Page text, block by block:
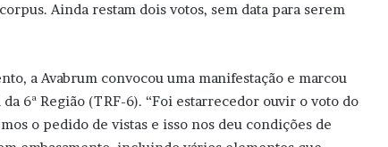
Ainda restam dois votos, sem data para serem
a Avabrum convocou uma manifestação e marcou
6ª Região (TRF-6). “Foi estarrecedor ouvir o voto do
o pedido de vistas e isso nos deu condições de